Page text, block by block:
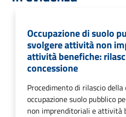
Occupazione di suolo
svolgere attività non
attività benefiche:
concessione
Procedimento di rilascio della
occupazione suolo pubblico
non imprenditoriali e attività